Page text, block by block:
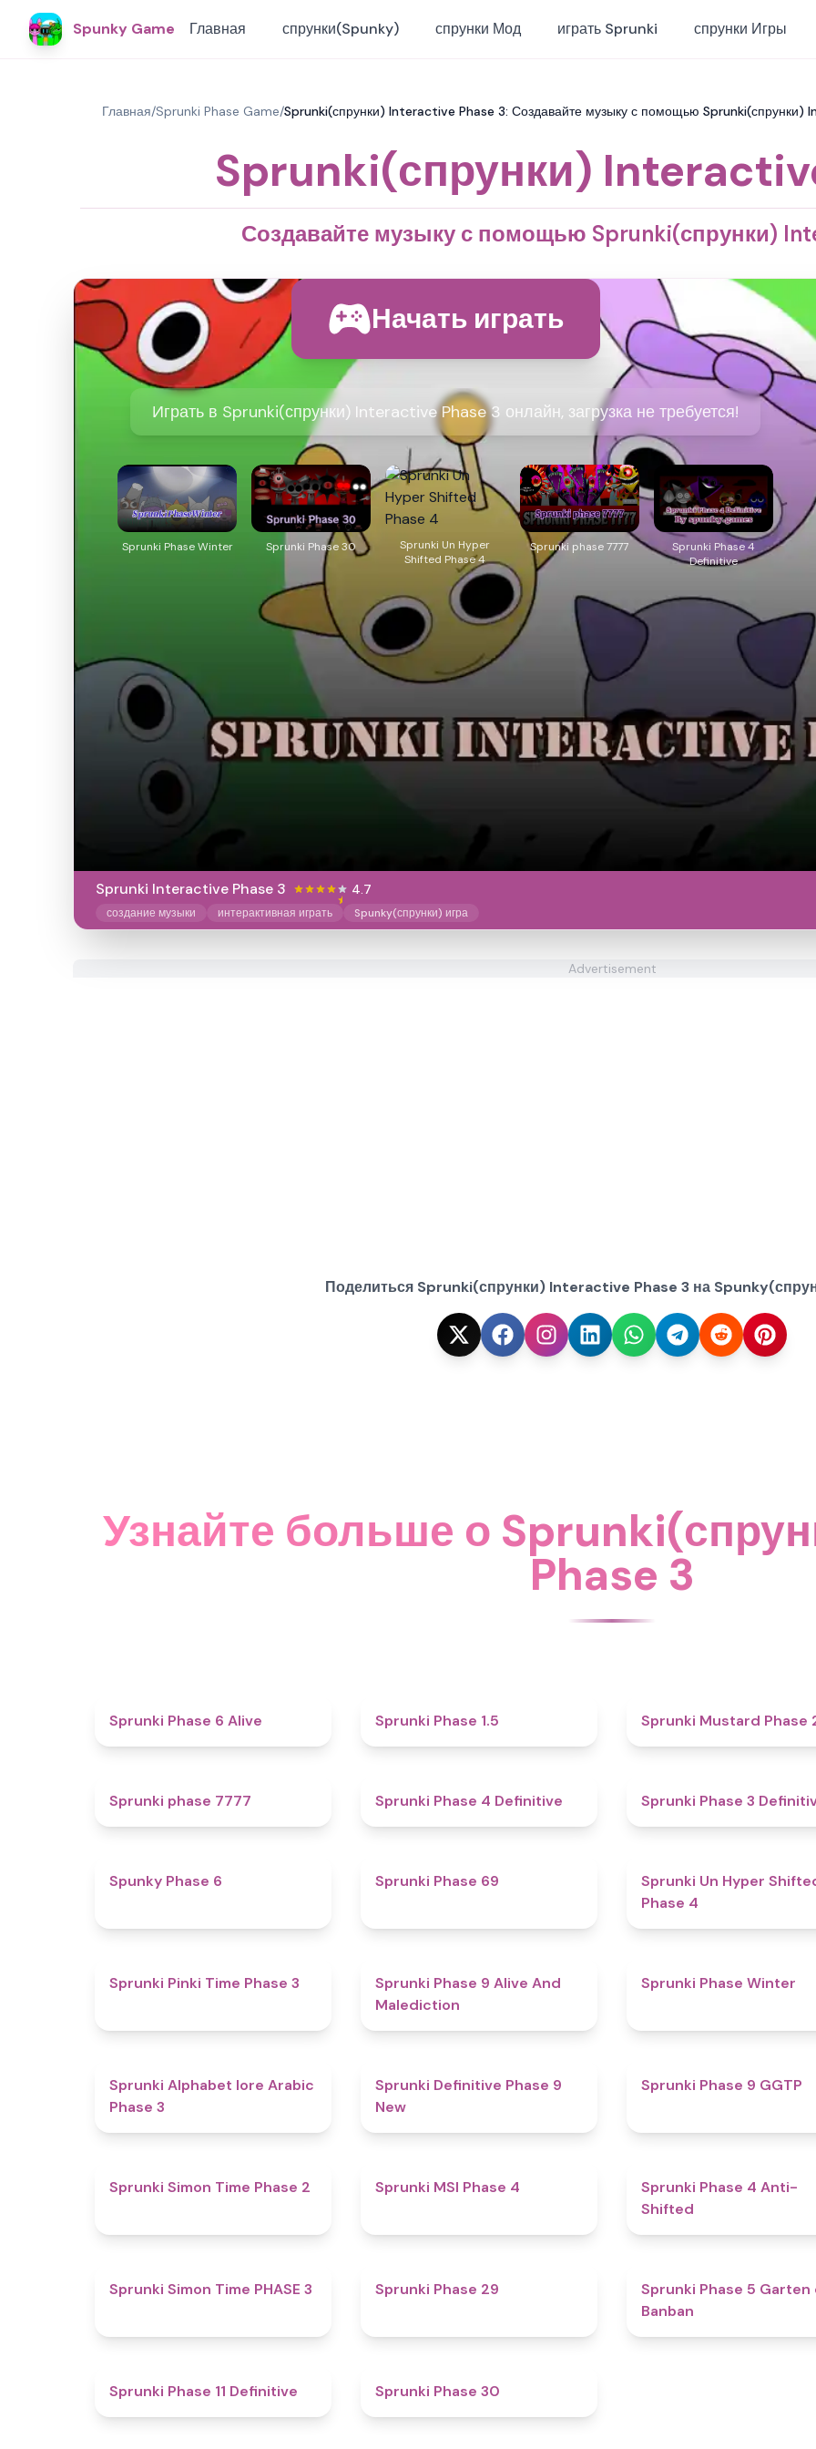
Spunky Game Главная спрунки(Spunky) спрунки Мод играть Sprunki спрунки Игры
Главная/Sprunki Phase Game/Sprunki(спрунки) Interactive Phase 3: Создавайте музыку с помощью Sprunki(спрунки)
Sprunki(спрунки)
Создавайте музыку с помощью Sprunki(спрунки)
Начать играть
Играть в Sprunki(спрунки) Interactive Phase 3 онлайн, загрузка не требуется!
Sprunki Phase Winter Sprunki Phase 30
Sprunki Un Hyper
Shifted Phase 4
Sprunki phase 7777
Sprunki Phase 4
Definitive
Sprunki Interactive Phase 3 4.7
создание музыки интерактивная играть Spunky(спрунки) игра
Advertisement
Поделиться Sprunki(спрунки) Interactive Phase 3 на
Узнайте больше о
Phase 3
Sprunki Phase 6 Alive Sprunki Phase 1.5 Sprunki Mustard Phase
Sprunki phase 7777 Sprunki Phase 4 Definitive Sprunki Phase 3
Spunky Phase 6 Sprunki Phase 69
Sprunki Un Hyper
Phase 4
4.7
Sprunki Pinki Time Phase 3
Sprunki Phase 9 Alive And
Malediction
Sprunki Phase Winter
4.8
Sprunki Alphabet lore Arabic
Phase 3
Sprunki Definitive Phase 9
New
Sprunki Phase 9 GGTP
4.4
Sprunki Simon Time Phase 2 Sprunki MSI Phase 4
Sprunki Phase 4 Anti-
Shifted
4.9
Sprunki Simon Time PHASE 3 Sprunki Phase 29
Sprunki Phase 5 Garten
Banban
Sprunki Phase 11 Definitive Sprunki Phase 30